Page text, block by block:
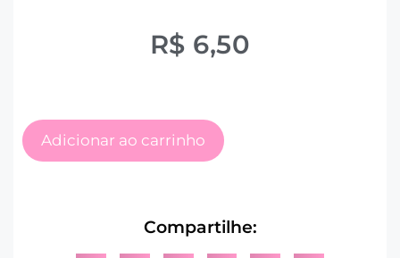
R$ 6,50
Adicionar ao carrinho
Compartilhe: